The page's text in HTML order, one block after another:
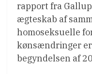
rapport fra
ægteskab af
homoseksuelle
kønsændringer er
begyndelsen af